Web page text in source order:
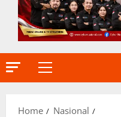
Primary
Home
Nasional